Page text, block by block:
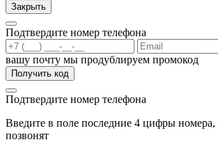
Закрыть
Подтвердите номер телефона
вашу почту мы продублируем промокод
Получить код
Подтвердите номер телефона
Введите в поле последние 4 цифры номера,
позвонят